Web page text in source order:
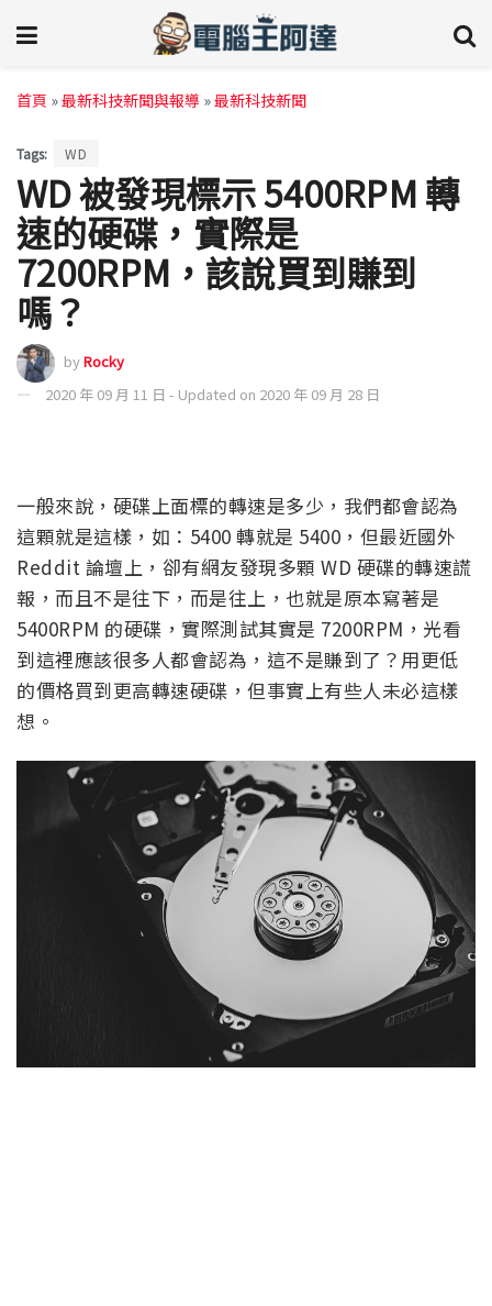
首頁 »最新科技新聞與報導 »最新科技新聞
Tags: WD
WD 被發現標示 5400RPM 轉
速的硬碟，實際是
7200RPM，該說買到賺到
嗎？
byRocky
2020 年 09 月 11 日 - Updated on 2020 年 09 月 28 日
一般來說，硬碟上面標的轉速是多少，我們都會認為
這顆就是這樣，如：5400 轉就是 5400，但最近國外
Reddit 論壇上，卻有網友發現多顆 WD 硬碟的轉速謊
報，而且不是往下，而是往上，也就是原本寫著是
5400RPM 的硬碟，實際測試其實是 7200RPM，光看
到這裡應該很多人都會認為，這不是賺到了？用更低
的價格買到更高轉速硬碟，但事實上有些人未必這樣
想。